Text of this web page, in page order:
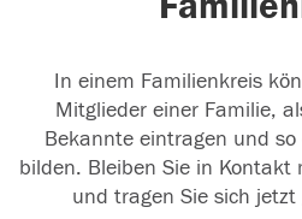
In einem Familienkreis
Mitglieder einer Familie,
Bekannte eintragen und so
bilden. Bleiben Sie in
und tragen Sie sich